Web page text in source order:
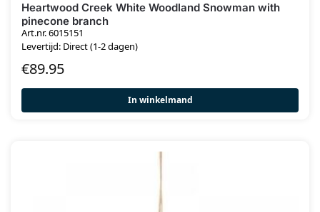
Heartwood Creek White Woodland Snowman with
pinecone branch
Art.nr. 6015151
Levertijd: Direct (1-2 dagen)
€89.95
In winkelmand